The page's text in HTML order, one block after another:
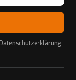
Datenschutzerklärung